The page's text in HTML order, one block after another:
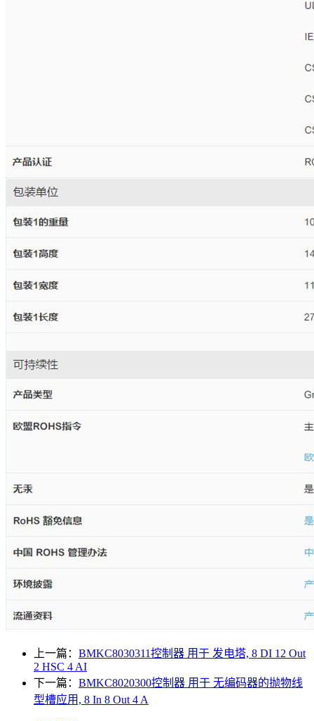
上一篇： BMKC8030311控制器 用于 发电塔, 8 DI 12 Out
2 HSC 4 AI
下一篇： BMKC8020300控制器 用于 无编码器的抛物线
型槽应用, 8 In 8 Out 4 A